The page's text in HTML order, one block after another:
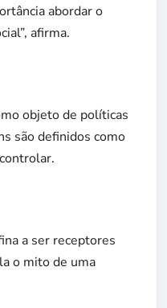
abordar o
afirma.
objeto de políticas
são definidos como
a ser receptores
o mito de uma